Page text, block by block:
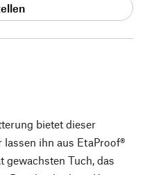
bietet dieser
ihn aus EtaProof®
gewachsten Tuch, das